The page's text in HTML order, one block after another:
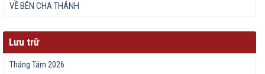
VỀ BÊN CHA THÁNH
Lưu trữ
Tháng Tám 2026